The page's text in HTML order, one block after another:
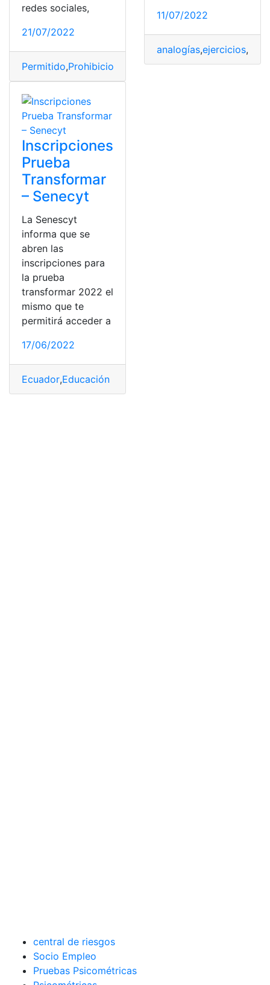
redes sociales,
21/07/2022
Permitido,Prohibiciones senecyt,test transformar
11/07/2022
analogías,ejercicios,
Inscripciones
Prueba
Transformar
– Senecyt
La Senescyt
informa que se
abren las
inscripciones para
la prueba
transformar 2022 el
mismo que te
permitirá acceder a
17/06/2022
Ecuador,Educación Superior
central de riesgos
Socio Empleo
Pruebas Psicométricas